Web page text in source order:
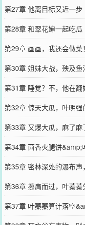
第27章 他离目标又近一步
第28章 和翠花婶一起吃瓜
第29章 画画，我还会做菜！
第30章 姐妹大战，殃及鱼
第31章 睡觉？不，他在翻
第32章 惊天大瓜，叶明强
第33章 又爆大瓜，麻了麻
第34章 茴香火腿饼
第35章 密林深处的瀑布声
第36章 擦肩而过，叶蓁蓁
第37章 叶蓁蓁算计落空